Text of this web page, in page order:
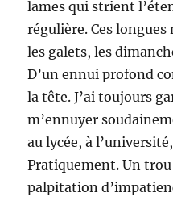
lames qui strient
régulière. Ces
les galets, les
D’un ennui profond
la tête. J’ai toujours
m’ennuyer
au lycée, à
Pratiquement. Un
palpitation